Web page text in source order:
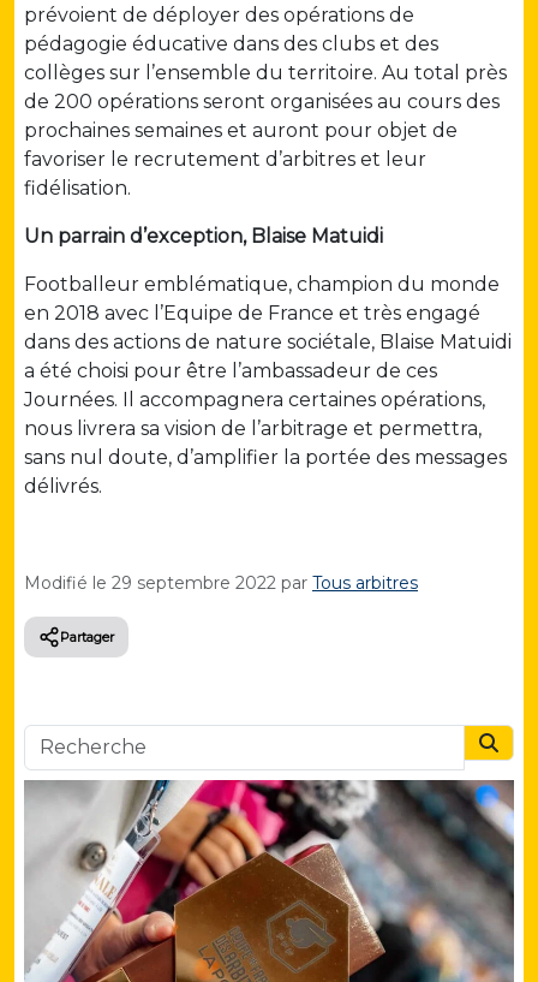
prévoient de déployer des opérations de
pédagogie éducative dans des clubs et des
collèges sur l’ensemble du territoire. Au total près
de 200 opérations seront organisées au cours des
prochaines semaines et auront pour objet de
favoriser le recrutement d’arbitres et leur
fidélisation.
Un parrain d’exception, Blaise Matuidi
Footballeur emblématique, champion du monde
en 2018 avec l’Equipe de France et très engagé
dans des actions de nature sociétale, Blaise Matuidi
a été choisi pour être l’ambassadeur de ces
Journées. Il accompagnera certaines opérations,
nous livrera sa vision de l’arbitrage et permettra,
sans nul doute, d’amplifier la portée des messages
délivrés.
Modifié le 29 septembre 2022 par Tous arbitres
Partager